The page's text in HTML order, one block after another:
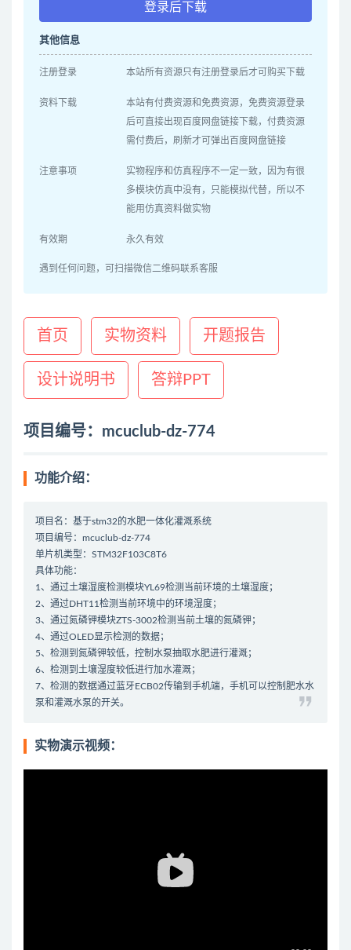
登录后下载
其他信息
注册登录 本站所有资源只有注册登录后才可购买下载
资料下载
本站有付费资源和免费资源，免费资源登录
后可直接出现百度网盘链接下载，付费资源
需付费后，刷新才可弹出百度网盘链接
注意事项
实物程序和仿真程序不一定一致，因为有很
多模块仿真中没有，只能模拟代替，所以不
能用仿真资料做实物
有效期 永久有效
遇到任何问题，可扫描微信二维码联系客服
首页 实物资料 开题报告
设计说明书 答辩PPT
项目编号：mcuclub-dz-774
功能介绍：
项目名：基于stm32的水肥一体化灌溉系统
项目编号：mcuclub-dz-774
单片机类型：STM32F103C8T6
具体功能：
1、通过土壤湿度检测模块YL69检测当前环境的土壤湿度；
2、通过DHT11检测当前环境中的环境湿度；
3、通过氮磷钾模块ZTS-3002检测当前土壤的氮磷钾；
4、通过OLED显示检测的数据；
5、检测到氮磷钾较低，控制水泵抽取水肥进行灌溉；
6、检测到土壤湿度较低进行加水灌溉；
7、检测的数据通过蓝牙ECB02传输到手机端，手机可以控制肥水水
泵和灌溉水泵的开关。
实物演示视频：